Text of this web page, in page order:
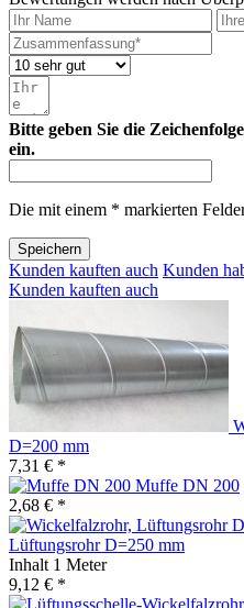
Bitte geben Sie die
ein.
Die mit einem * markierten
Speichern
Kunden kauften auch Kunden
Kunden kauften auch
D=200 mm
7,31 € *
Muffe DN 200
2,68 € *
Lüftungsrohr D=250 mm
Inhalt 1 Meter
9,12 € *